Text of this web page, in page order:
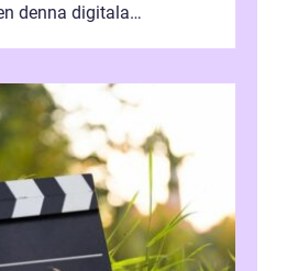
denna digitala